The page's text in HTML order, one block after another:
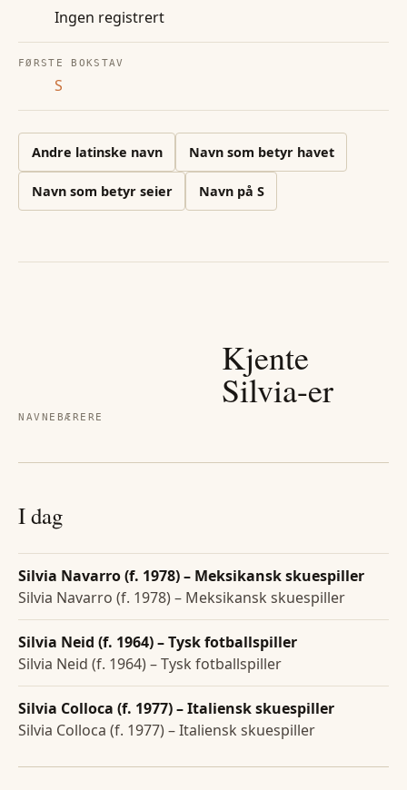
Ingen registrert
FØRSTE BOKSTAV
S
Andre latinske navn Navn som betyr havet
Navn som betyr seier Navn på S
NAVNEBÆRERE
Kjente
Silvia-er
I dag
Silvia Navarro (f. 1978) – Meksikansk skuespiller
Silvia Navarro (f. 1978) – Meksikansk skuespiller
Silvia Neid (f. 1964) – Tysk fotballspiller
Silvia Neid (f. 1964) – Tysk fotballspiller
Silvia Colloca (f. 1977) – Italiensk skuespiller
Silvia Colloca (f. 1977) – Italiensk skuespiller